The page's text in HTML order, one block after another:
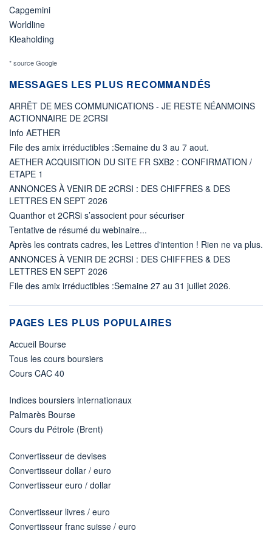
Capgemini
Worldline
Kleaholding
* source Google
MESSAGES LES PLUS RECOMMANDÉS
ARRÊT DE MES COMMUNICATIONS - JE RESTE NÉANMOINS
ACTIONNAIRE DE 2CRSI
Info AETHER
File des amix irréductibles :Semaine du 3 au 7 aout.
AETHER ACQUISITION DU SITE FR SXB2 : CONFIRMATION /
ETAPE 1
ANNONCES À VENIR DE 2CRSI : DES CHIFFRES & DES
LETTRES EN SEPT 2026
Quanthor et 2CRSi s’associent pour sécuriser
Tentative de résumé du webinaire...
Après les contrats cadres, les Lettres d'intention ! Rien ne va plus.
ANNONCES À VENIR DE 2CRSI : DES CHIFFRES & DES
LETTRES EN SEPT 2026
File des amix irréductibles :Semaine 27 au 31 juillet 2026.
PAGES LES PLUS POPULAIRES
Accueil Bourse
Tous les cours boursiers
Cours CAC 40
Indices boursiers internationaux
Palmarès Bourse
Cours du Pétrole (Brent)
Convertisseur de devises
Convertisseur dollar / euro
Convertisseur euro / dollar
Convertisseur livres / euro
Convertisseur franc suisse / euro